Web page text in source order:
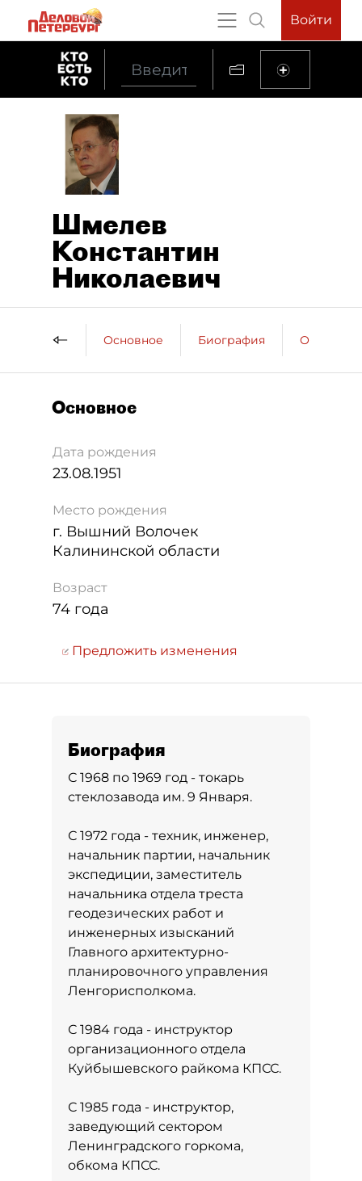
Войти
Шмелев
Константин
Николаевич
Основное Биография
Основное
Дата рождения
23.08.1951
Место рождения
г. Вышний Волочек
Калининской области
Возраст
74 года
Предложить изменения
Биография
С 1968 по 1969 год - токарь
стеклозавода им. 9 Января.
С 1972 года - техник, инженер,
начальник партии, начальник
экспедиции, заместитель
начальника отдела треста
геодезических работ и
инженерных изысканий
Главного архитектурно-
планировочного управления
Ленгорисполкома.
С 1984 года - инструктор
организационного отдела
Куйбышевского райкома КПСС.
С 1985 года - инструктор,
заведующий сектором
Ленинградского горкома,
обкома КПСС.